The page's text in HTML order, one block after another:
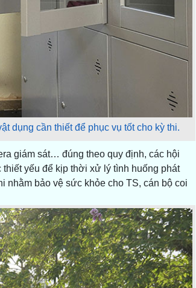
dụng cần thiết để phục vụ tốt cho kỳ thi.
giám sát… đúng theo quy định, các hội
yếu để kịp thời xử lý tình huống phát
nhằm bảo vệ sức khỏe cho TS, cán bộ coi